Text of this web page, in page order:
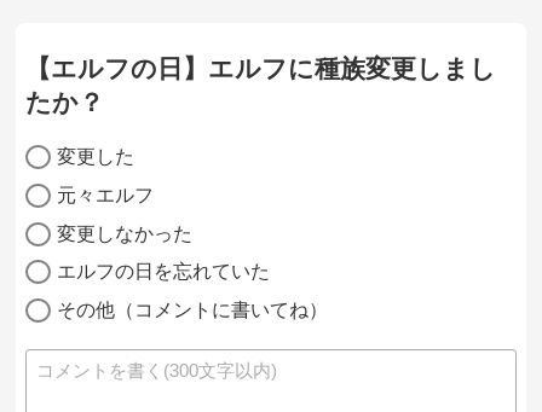
【エルフの日】エルフに種族変更しまし
たか？
変更した
元々エルフ
変更しなかった
エルフの日を忘れていた
その他（コメントに書いてね）